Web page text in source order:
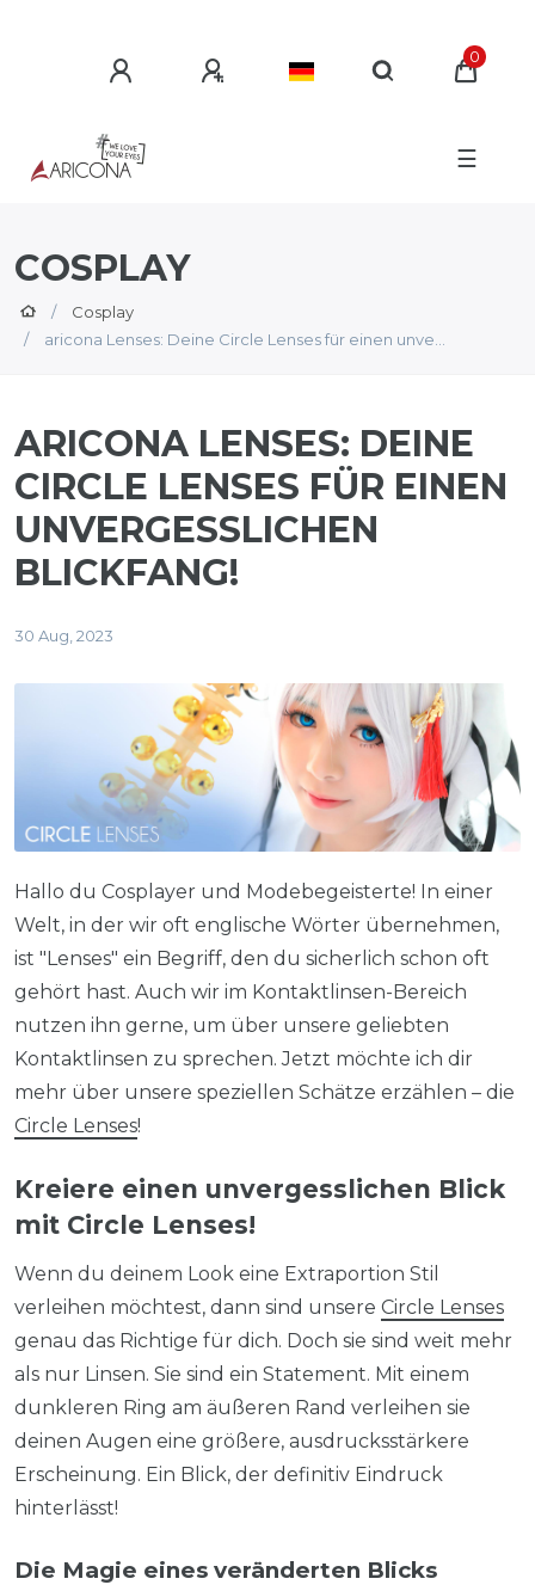
0
☰
COSPLAY
Cosplay
aricona Lenses: Deine Circle Lenses für einen unve...
ARICONA LENSES: DEINE
CIRCLE LENSES FÜR EINEN
UNVERGESSLICHEN
BLICKFANG!
30 Aug, 2023
Hallo du Cosplayer und Modebegeisterte! In einer
Welt, in der wir oft englische Wörter übernehmen,
ist "Lenses" ein Begriff, den du sicherlich schon oft
gehört hast. Auch wir im Kontaktlinsen-Bereich
nutzen ihn gerne, um über unsere geliebten
Kontaktlinsen zu sprechen. Jetzt möchte ich dir
mehr über unsere speziellen Schätze erzählen – die
Circle Lenses!
Kreiere einen unvergesslichen Blick
mit Circle Lenses!
Wenn du deinem Look eine Extraportion Stil
verleihen möchtest, dann sind unsere Circle Lenses
genau das Richtige für dich. Doch sie sind weit mehr
als nur Linsen. Sie sind ein Statement. Mit einem
dunkleren Ring am äußeren Rand verleihen sie
deinen Augen eine größere, ausdrucksstärkere
Erscheinung. Ein Blick, der definitiv Eindruck
hinterlässt!
Die Magie eines veränderten Blicks